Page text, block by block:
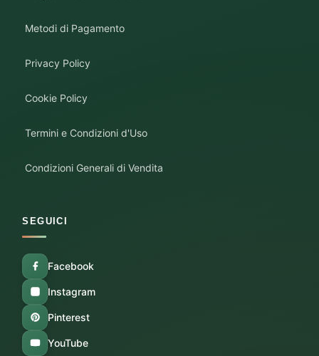
Metodi di Pagamento
Privacy Policy
Cookie Policy
Termini e Condizioni d'Uso
Condizioni Generali di Vendita
SEGUICI
Facebook
Instagram
Pinterest
YouTube